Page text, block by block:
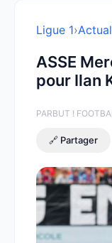
Ligue 1›
ASSE
pour Ilan
PARBUT !
🔗 Partager